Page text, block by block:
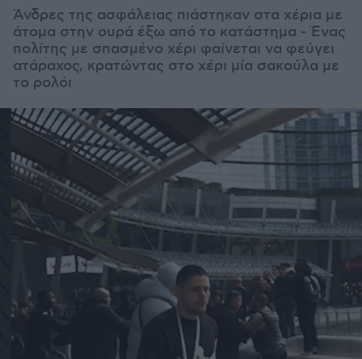
Άνδρες της ασφάλειας πιάστηκαν στα χέρια με
άτομα στην ουρά έξω από το κατάστημα - Ένας
πολίτης με σπασμένο χέρι φαίνεται να φεύγει
ατάραχος, κρατώντας στο χέρι μία σακούλα με
το ρολόι